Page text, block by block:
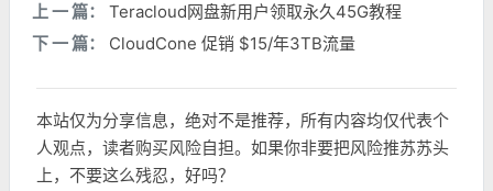
上 一 篇：
Teracloud网盘新用户领取永久45G教程
下 一 篇：
CloudCone 促销 $15/年3TB流量
本站仅为分享信息，绝对不是推荐，所有内容均仅代表个
人观点，读者购买风险自担。如果你非要把风险推苏苏头
上，不要这么残忍，好吗？